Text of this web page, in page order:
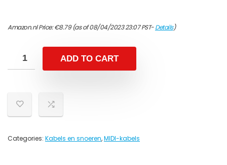
Amazon.nl Price:€8.79(as of 08/04/2023 23:07 PST-Details)
ADD TO CART
Categories: Kabels en snoeren,MIDI-kabels